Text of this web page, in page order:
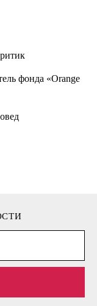
фонда «Orange